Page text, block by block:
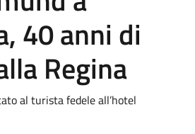
40 anni di
Regina
al turista fedele all’hotel